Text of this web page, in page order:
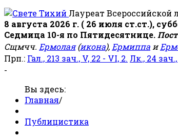
Лауреат
8 августа 2026 г. ( 26 июля ст.ст.),
Седмица 10-я по Пятидесятнице.
Сщмчч. Ермолая(икона), Ермиппа и
Прп.: Гал., 213 зач., V, 22 - VI, 2. Лк., 24
-
Вы здесь:
Главная/
Публицистика